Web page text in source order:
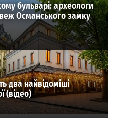
бульварі: археологи
Османського замку
два найвідоміші
(відео)